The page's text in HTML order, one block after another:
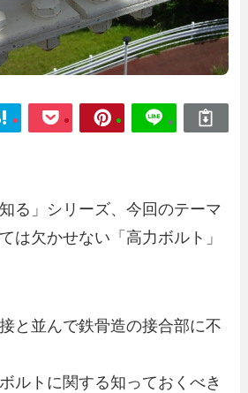
る」シリーズ、今回のテーマ
は欠かせない「高力ボルト」
と並んで鉄骨造の接合部に不
ルトに関する知っておくべき